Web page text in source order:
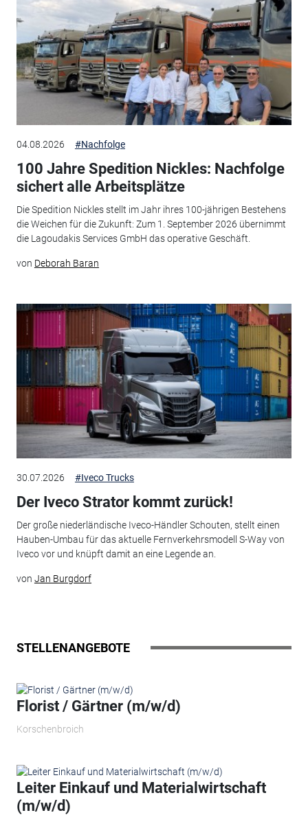
04.08.2026 #Nachfolge
100 Jahre Spedition Nickles: Nachfolge
sichert alle Arbeitsplätze
Die Spedition Nickles stellt im Jahr ihres 100-jährigen Bestehens
die Weichen für die Zukunft: Zum 1. September 2026 übernimmt
die Lagoudakis Services GmbH das operative Geschäft.
von Deborah Baran
30.07.2026 #Iveco Trucks
Der Iveco Strator kommt zurück!
Der große niederländische Iveco-Händler Schouten, stellt einen
Hauben-Umbau für das aktuelle Fernverkehrsmodell S-Way von
Iveco vor und knüpft damit an eine Legende an.
von Jan Burgdorf
STELLENANGEBOTE
Florist / Gärtner (m/w/d)
Korschenbroich
Leiter Einkauf und Materialwirtschaft
(m/w/d)